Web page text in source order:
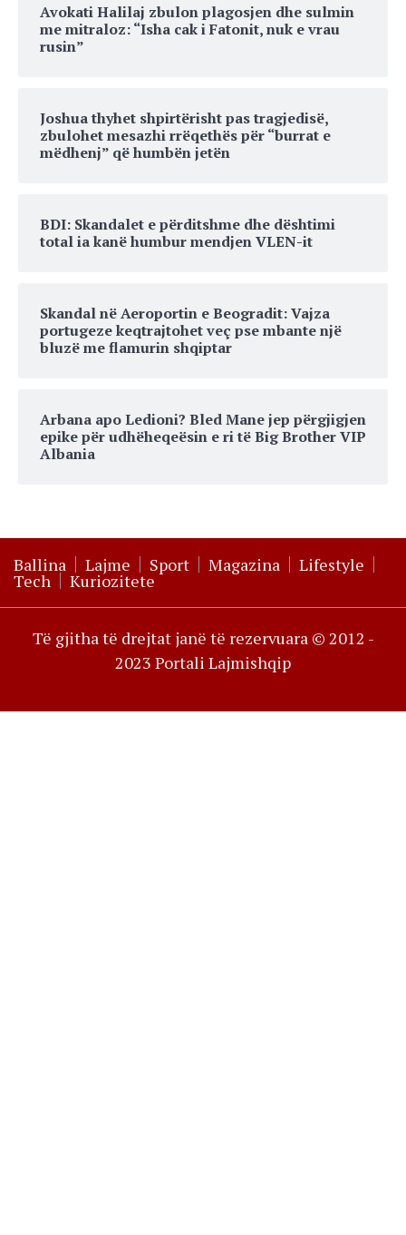
Avokati Halilaj zbulon plagosjen dhe sulmin
me mitraloz: “Isha cak i Fatonit, nuk e vrau
rusin”
Joshua thyhet shpirtërisht pas tragjedisë,
zbulohet mesazhi rrëqethës për “burrat e
mëdhenj” që humbën jetën
BDI: Skandalet e përditshme dhe dështimi
total ia kanë humbur mendjen VLEN-it
Skandal në Aeroportin e Beogradit: Vajza
portugeze keqtrajtohet veç pse mbante një
bluzë me flamurin shqiptar
Arbana apo Ledioni? Bled Mane jep përgjigjen
epike për udhëheqeësin e ri të Big Brother VIP
Albania
Ballina Lajme Sport Magazina Lifestyle
Tech Kuriozitete
Të gjitha të drejtat janë të rezervuara © 2012 -
2023 Portali Lajmishqip